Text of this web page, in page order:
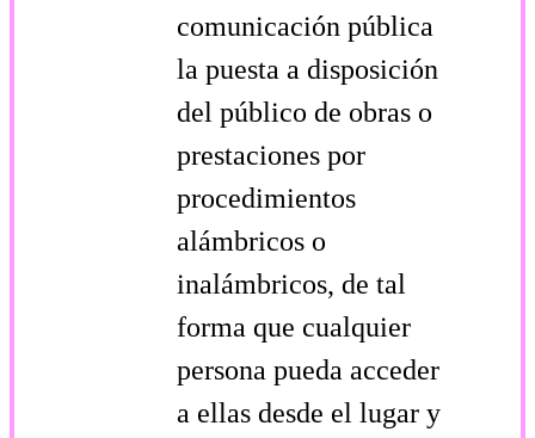
comunicación pública
la puesta a disposición
del público de obras o
prestaciones por
procedimientos
alámbricos o
inalámbricos, de tal
forma que cualquier
persona pueda acceder
a ellas desde el lugar y